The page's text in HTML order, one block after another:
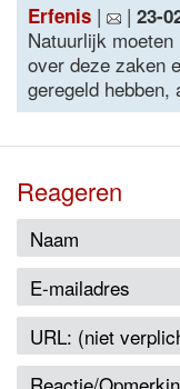
Erfenis | | 23-
Natuurlijk
over deze zaken
geregeld
Reageren